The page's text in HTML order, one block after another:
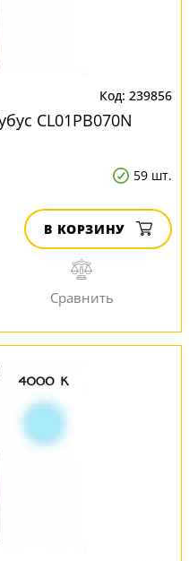
239856
CL01PB070N
59 шт.
В КОРЗИНУ